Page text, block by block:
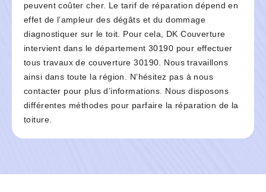
peuvent coûter cher. Le tarif de réparation dépend en
effet de l’ampleur des dégâts et du dommage
diagnostiquer sur le toit. Pour cela, DK Couverture
intervient dans le département 30190 pour effectuer
tous travaux de couverture 30190. Nous travaillons
ainsi dans toute la région. N’hésitez pas à nous
contacter pour plus d’informations. Nous disposons
différentes méthodes pour parfaire la réparation de la
toiture.